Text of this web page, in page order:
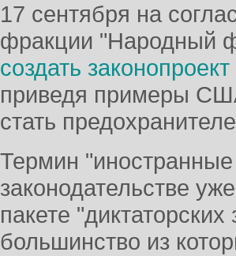
17 сентября на
фракции "Народный
создать законопроект
приведя примеры
стать
Термин
законодательстве
пакете
большинство из